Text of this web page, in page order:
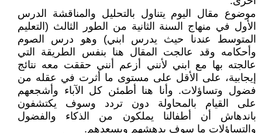
موضوع مقال اليوم يتناول بالتحليل والمناقشة الدرس
الأول في منهاج السنة الثانية من الطور الثالث (التعليم
المتوسط عندنا حيث يدرس ابني) وهو درس الصوم
وأحكامه وقد عالجت المقال هنا بنفس الطريقة التي
عالجته بها مع ابني لأنني أزعم أنني حققت معه نتائج
إيجابية، على الأقل على مستوى ما أثرت في عقله من
فضول وتساؤلات. وأنا هنا أطمئن كل الآباء وأشجعهم
على القيام بالمحاولة دون تردد وسوف يكتشفون
باندهاش أن أطفالنا يملكون من الذكاء والفضول
والتساؤلات ما سوف يدهشهم ويسعدهم.